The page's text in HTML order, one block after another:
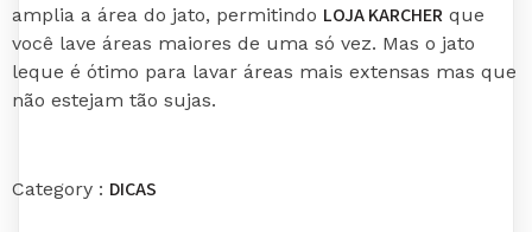
amplia a área do jato, permitindo LOJA KARCHER que
você lave áreas maiores de uma só vez. Mas o jato
leque é ótimo para lavar áreas mais extensas mas que
não estejam tão sujas.
Category : DICAS